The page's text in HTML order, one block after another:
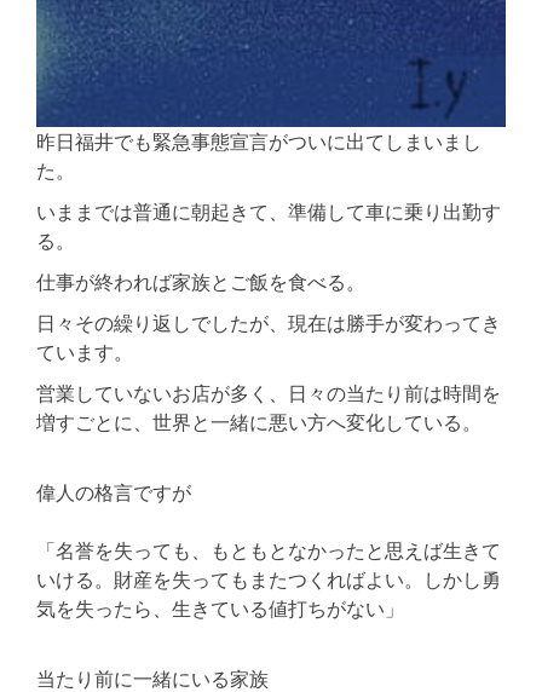
昨日福井でも緊急事態宣言がついに出てしまいまし
た。
いままでは普通に朝起きて、準備して車に乗り出勤す
る。
仕事が終われば家族とご飯を食べる。
日々その繰り返しでしたが、現在は勝手が変わってき
ています。
営業していないお店が多く、日々の当たり前は時間を
増すごとに、世界と一緒に悪い方へ変化している。
偉人の格言ですが
「名誉を失っても、もともとなかったと思えば生きて
いける。財産を失ってもまたつくればよい。しかし勇
気を失ったら、生きている値打ちがない」
当たり前に一緒にいる家族